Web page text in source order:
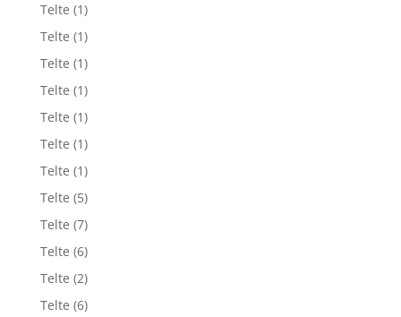
Telte (1)
Telte (1)
Telte (1)
Telte (1)
Telte (1)
Telte (1)
Telte (1)
Telte (5)
Telte (7)
Telte (6)
Telte (2)
Telte (6)